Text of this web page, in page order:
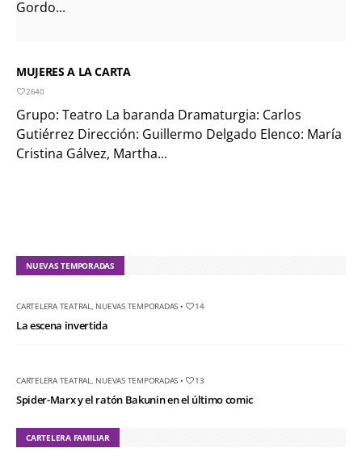
Gordo...
MUJERES A LA CARTA
2640
Grupo: Teatro La baranda Dramaturgia: Carlos
Gutiérrez Dirección: Guillermo Delgado Elenco: María
Cristina Gálvez, Martha...
NUEVAS TEMPORADAS
CARTELERA TEATRAL NUEVAS TEMPORADAS • 14
La escena invertida
CARTELERA TEATRAL NUEVAS TEMPORADAS • 13
Spider-Marx y el ratón Bakunin en el último comic
CARTELERA FAMILIAR